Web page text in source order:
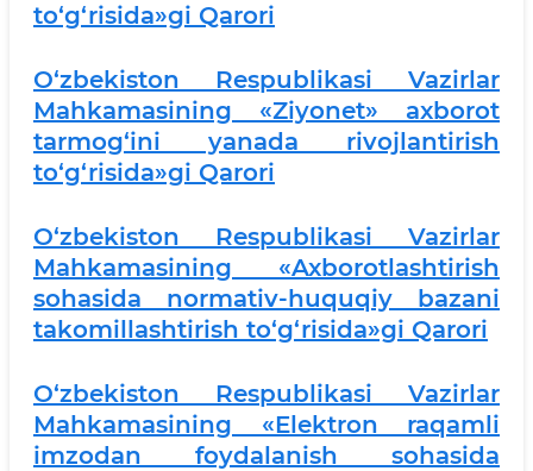
to‘g‘risida»gi Qarori
O‘zbekiston Respublikasi Vazirlar
Mahkamasining «Ziyonet» axborot
tarmog‘ini yanada rivojlantirish
to‘g‘risida»gi Qarori
O‘zbekiston Respublikasi Vazirlar
Mahkamasining «Axborotlashtirish
sohasida normativ-huquqiy bazani
takomillashtirish to‘g‘risida»gi Qarori
O‘zbekiston Respublikasi Vazirlar
Mahkamasining «Elektron raqamli
imzodan foydalanish sohasida